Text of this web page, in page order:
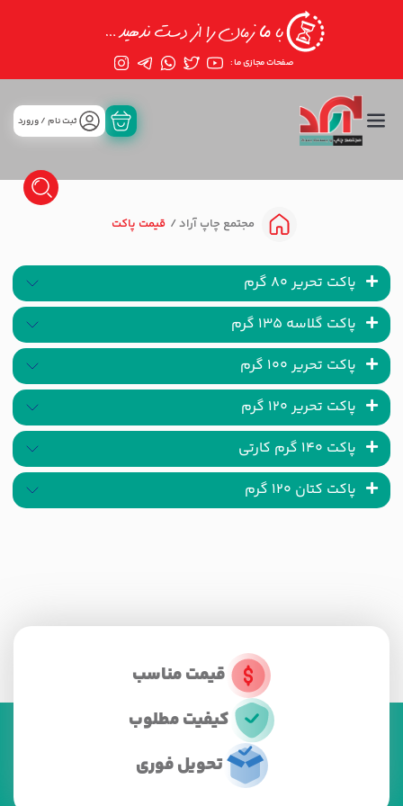
صفحات مجازی ما :
ثبت نام / ورورد
مجتمع چاپ آراد قیمت پاکت
پاکت تحریر 80 گرم
پاکت گلاسه 135 گرم
پاکت تحریر 100 گرم
پاکت تحریر 120 گرم
پاکت 140 گرم کارتی
پاکت کتان 120 گرم
قیمت مناسب
کیفیت مطلوب
تحویل فوری